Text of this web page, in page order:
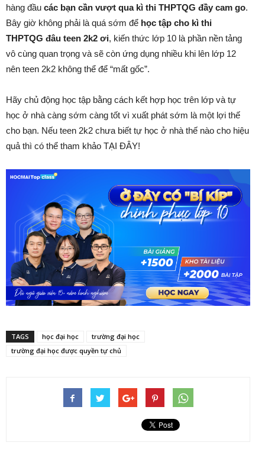
hàng đầu các bạn cần vượt qua kì thi THPTQG đầy cam go.
Bây giờ không phải là quá sớm để học tập cho kì thi
THPTQG đâu teen 2k2 ơi, kiến thức lớp 10 là phần nền tảng
vô cùng quan trọng và sẽ còn ứng dụng nhiều khi lên lớp 12
nên teen 2k2 không thể để “mất gốc”.
Hãy chủ động học tập bằng cách kết hợp học trên lớp và tự
học ở nhà càng sớm càng tốt vì xuất phát sớm là một lợi thế
cho bạn. Nếu teen 2k2 chưa biết tự học ở nhà thế nào cho hiệu
quả thì có thể tham khảo TẠI ĐÂY!
TAGS học đại học
trường đại học
trường đại học được quyền tự chủ